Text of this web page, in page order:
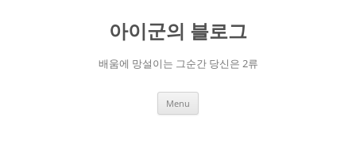
아이군의 블로그
배움에 망설이는 그순간 당신은 2류
Menu